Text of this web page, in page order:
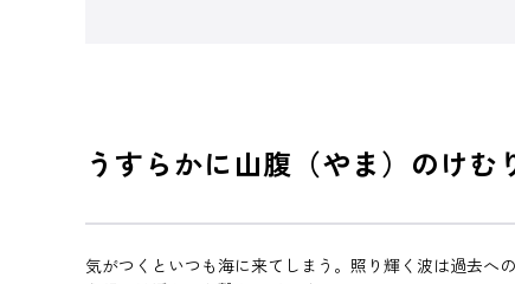
うすらかに山腹（やま）のけ
気がつくといつも海に来てしまう。照り輝く波は過去へ